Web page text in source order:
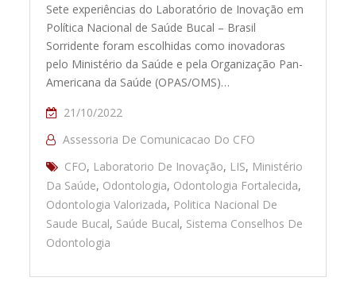
Sete experiências do Laboratório de Inovação em
Política Nacional de Saúde Bucal – Brasil
Sorridente foram escolhidas como inovadoras
pelo Ministério da Saúde e pela Organização Pan-
Americana da Saúde (OPAS/OMS)…
21/10/2022
Assessoria De Comunicacao Do CFO
CFO, Laboratorio De Inovação, LIS, Ministério
Da Saúde, Odontologia, Odontologia Fortalecida,
Odontologia Valorizada, Politica Nacional De
Saude Bucal, Saúde Bucal, Sistema Conselhos De
Odontologia